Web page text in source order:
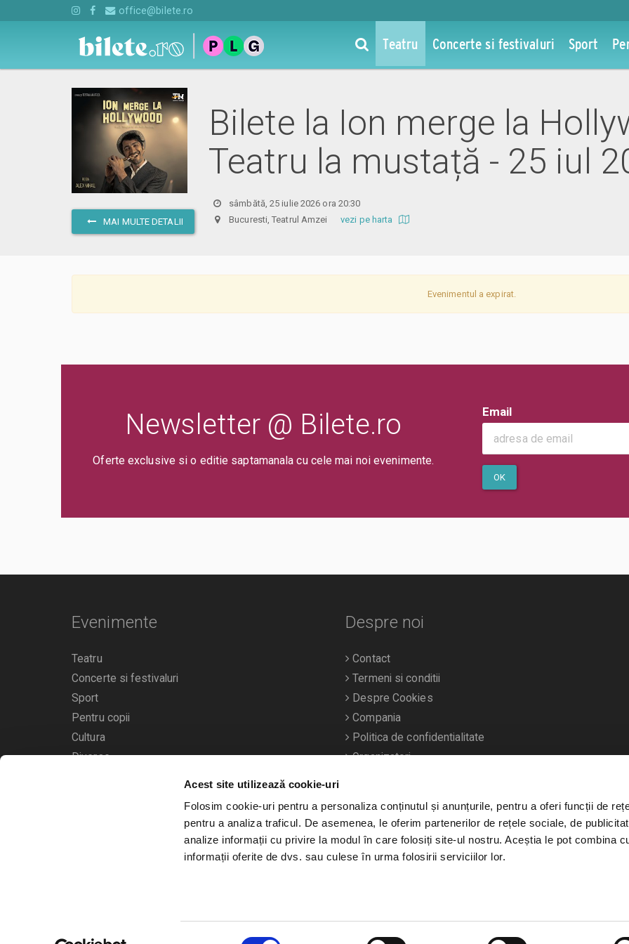
Acest site utilizează cookie-uri
Folosim cookie-uri pentru a personaliza conținutul și anunțurile, pentru a oferi funcții de
pentru a analiza traficul. De asemenea, le oferim partenerilor de rețele sociale, de
analize informații cu privire la modul în care folosiți site-ul nostru. Aceștia le pot combina
informații oferite de dvs. sau culese în urma folosirii serviciilor lor.
office@bilete.ro
Teatru Concerte si festivaluri Sport
MAI MULTE DETALII
Bilete la Ion merge la
Teatru la mustață - 25 iul
sâmbătă, 25 iulie 2026 ora 20:30
Bucuresti, Teatrul Amzeivezi pe harta
Evenimentul a expirat.
Newsletter @ Bilete.ro
Oferte exclusive si o editie saptamanala cu cele mai noi evenimente.
Email
OK
Evenimente
Teatru
Concerte si festivaluri
Sport
Pentru copii
Cultura
Diverse
Calendarul evenimentelor
Despre noi
Contact
Termeni si conditii
Despre Cookies
Compania
Politica de confidentialitate
Organizatori
Bilete.ro